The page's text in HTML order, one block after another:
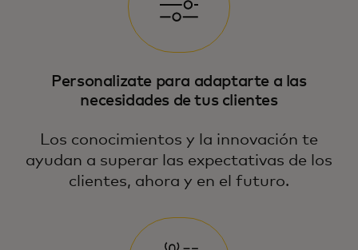
Personalizate para adaptarte a las
necesidades de tus clientes
Los conocimientos y la innovación te
ayudan a superar las expectativas de los
clientes, ahora y en el futuro.